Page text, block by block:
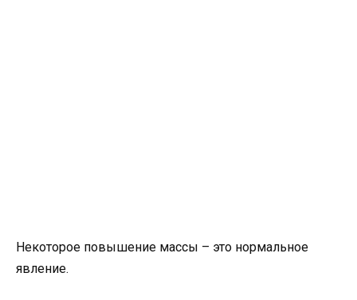
Некоторое повышение массы – это нормальное
явление.